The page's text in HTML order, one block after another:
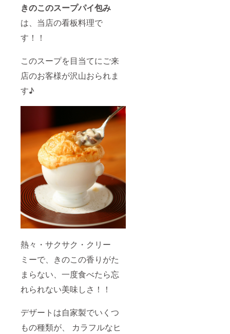
きのこのスープパイ包み
は、当店の看板料理で
す！！
このスープを目当てにご来
店のお客様が沢山おられま
す♪
熱々・サクサク・クリー
ミーで、きのこの香りがた
まらない、一度食べたら忘
れられない美味しさ！！
デザートは自家製でいくつ
もの種類が、 カラフルなヒ